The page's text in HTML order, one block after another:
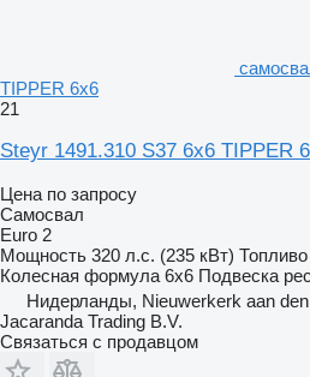
TIPPER 6x6
21
Steyr 1491.310 S37 6x6 TIPPER
Цена по запросу
Самосвал
Euro 2
Мощность 320 л.с. (235 кВт) Топливо
Колесная формула 6x6 Подвеска
Нидерланды, Nieuwerkerk aan
Jacaranda Trading B.V.
Связаться с продавцом